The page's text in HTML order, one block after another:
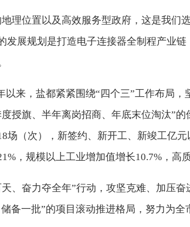
理位置以及高效服务型政府，这是我们
展规划是打造电子连接器全制程产业链
来，盐都紧紧围绕“四个三”工作布局，
授旗、半年离岗招商、年底末位淘汰”
（次），新签约、新开工、新竣工亿元
，规模以上工业增加值增长10.7%，高
、奋力夺全年”行动，攻坚克难、加压奋
备一批”的项目滚动推进格局，努力为